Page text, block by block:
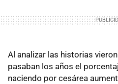
Al analizar las historias
pasaban los años el
naciendo por cesárea